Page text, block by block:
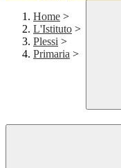
Home >
L'Istituto >
Plessi >
Primaria >